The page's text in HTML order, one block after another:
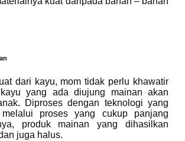
dari kayu, mom tidak perlu khawatir
yang ada diujung mainan akan
Diproses dengan teknologi yang
proses yang cukup panjang
produk mainan yang dihasilkan
juga halus.